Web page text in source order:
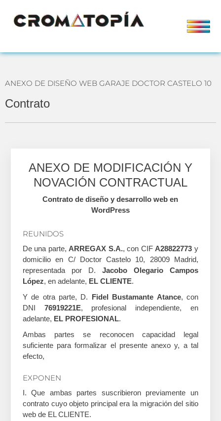
ANEXO DE DISEÑO WEB GARAJE DOCTOR CASTELO 10
Contrato
ANEXO DE MODIFICACIÓN Y
NOVACIÓN CONTRACTUAL
Contrato de diseño y desarrollo web en
WordPress
REUNIDOS
De una parte, ARREGAX S.A., con CIF A28822773 y
domicilio en C/ Doctor Castelo 10, 28009 Madrid,
representada por D. Jacobo Olegario Campos
López, en adelante, EL CLIENTE.
Y de otra parte, D.
Fidel Bustamante Atance, con
DNI 76919221E, profesional independiente, en
adelante, EL PROFESIONAL.
Ambas partes se reconocen capacidad legal
suficiente para formalizar el presente anexo y, a tal
efecto,
EXPONEN
I. Que ambas partes suscribieron previamente un
contrato cuyo objeto principal era la migración del sitio
web de EL CLIENTE.